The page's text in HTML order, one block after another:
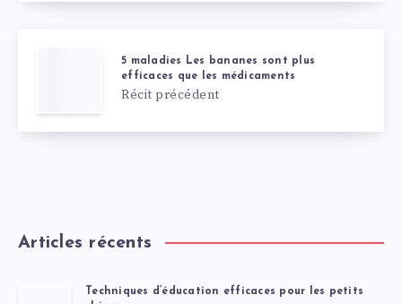
5 maladies Les bananes sont plus
efficaces que les médicaments
Récit précédent
Articles récents
Techniques d’éducation efficaces pour les petits